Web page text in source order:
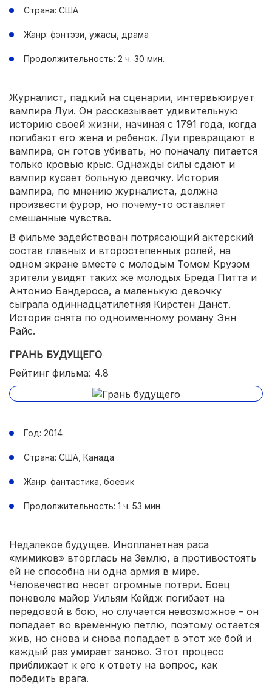
Страна: США
Жанр: фэнтэзи, ужасы, драма
Продолжительность: 2 ч. 30 мин.
Журналист, падкий на сценарии, интервьюирует
вампира Луи. Он рассказывает удивительную
историю своей жизни, начиная с 1791 года, когда
погибают его жена и ребенок. Луи превращают в
вампира, он готов убивать, но поначалу питается
только кровью крыс. Однажды силы сдают и
вампир кусает больную девочку. История
вампира, по мнению журналиста, должна
произвести фурор, но почему-то оставляет
смешанные чувства.
В фильме задействован потрясающий актерский
состав главных и второстепенных ролей, на
одном экране вместе с молодым Томом Крузом
зрители увидят таких же молодых Бреда Питта и
Антонио Бандероса, а маленькую девочку
сыграла одиннадцатилетняя Кирстен Данст.
История снята по одноименному роману Энн
Райс.
ГРАНЬ БУДУЩЕГО
Рейтинг фильма: 4.8
Год: 2014
Страна: США, Канада
Жанр: фантастика, боевик
Продолжительность: 1 ч. 53 мин.
Недалекое будущее. Инопланетная раса
«мимиков» вторглась на Землю, а противостоять
ей не способна ни одна армия в мире.
Человечество несет огромные потери. Боец
поневоле майор Уильям Кейдж погибает на
передовой в бою, но случается невозможное – он
попадает во временную петлю, поэтому остается
жив, но снова и снова попадает в этот же бой и
каждый раз умирает заново. Этот процесс
приближает к его к ответу на вопрос, как
победить врага.